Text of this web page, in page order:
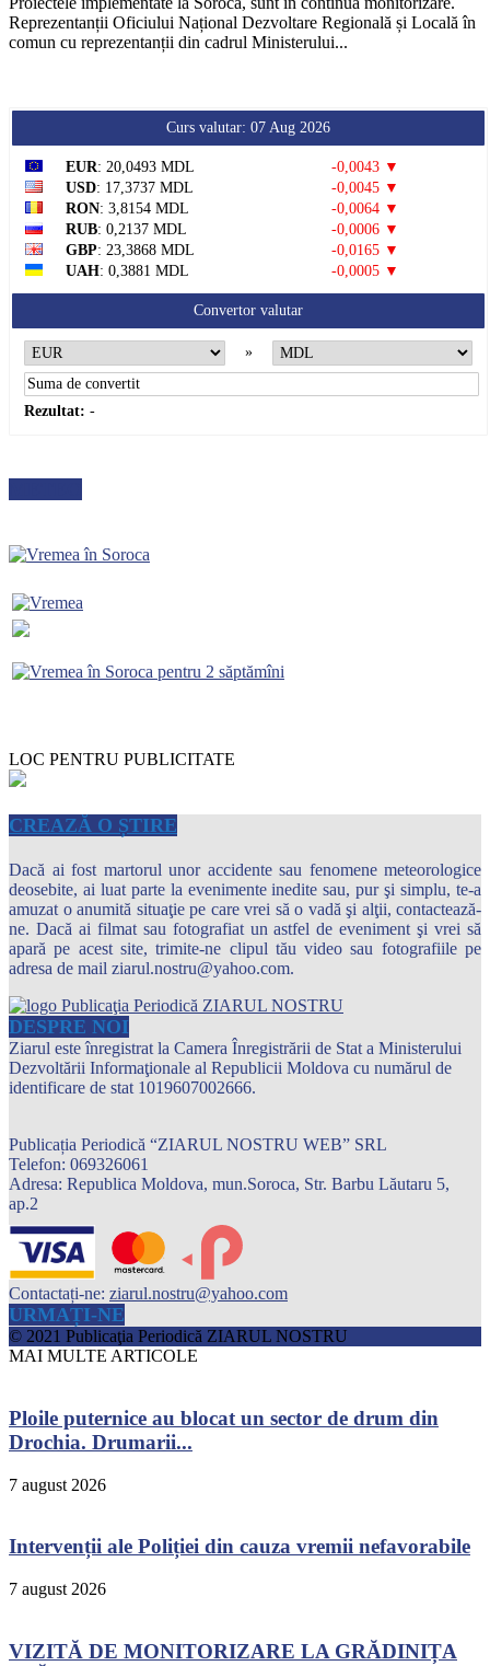
Reprezentanții Oficiului Național Dezvoltare Regională și Locală în
comun cu reprezentanții din cadrul Ministerului...
Curs valutar: 07 Aug 2026
EUR: 20,0493 MDL
-0,0043 ▼
USD: 17,3737 MDL
-0,0045 ▼
RON: 3,8154 MDL
-0,0064 ▼
RUB: 0,2137 MDL
-0,0006 ▼
GBP: 23,3868 MDL
-0,0165 ▼
UAH: 0,3881 MDL -0,0005 ▼
Convertor valutar
»
Rezultat: -
LOC PENTRU PUBLICITATE
CREAZĂ O ȘTIRE
Dacă ai fost martorul unor accidente sau fenomene meteorologice
deosebite, ai luat parte la evenimente inedite sau, pur şi simplu, te-a
amuzat o anumită situaţie pe care vrei să o vadă şi alţii, contactează-
ne. Dacă ai filmat sau fotografiat un astfel de eveniment şi vrei să
apară pe acest site, trimite-ne clipul tău video sau fotografiile pe
adresa de mail ziarul.nostru@yahoo.com.
DESPRE NOI
Ziarul este înregistrat la Camera Înregistrării de Stat a Ministerului
Dezvoltării Informaţionale al Republicii Moldova cu numărul de
identificare de stat 1019607002666.
Publicația Periodică “ZIARUL NOSTRU WEB” SRL
Telefon: 069326061
Adresa: Republica Moldova, mun.Soroca, Str. Barbu Lăutaru 5,
ap.2
Contactați-ne: ziarul.nostru@yahoo.com
URMAȚI-NE
© 2021 Publicaţia Periodică ZIARUL NOSTRU
MAI MULTE ARTICOLE
Ploile puternice au blocat un sector de drum din
Drochia. Drumarii...
7 august 2026
Intervenții ale Poliției din cauza vremii nefavorabile
7 august 2026
VIZITĂ DE MONITORIZARE LA GRĂDINIȚA